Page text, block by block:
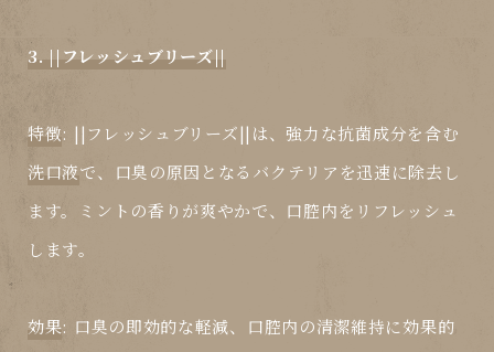
3. ||フレッシュブリーズ||
特徴: ||フレッシュブリーズ||は、強力な抗菌成分を含む
洗口液で、口臭の原因となるバクテリアを迅速に除去し
ます。ミントの香りが爽やかで、口腔内をリフレッシュ
します。
効果: 口臭の即効的な軽減、口腔内の清潔維持に効果的